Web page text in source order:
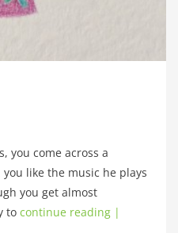
you come across a
like the music he plays
you get almost
to continue reading |